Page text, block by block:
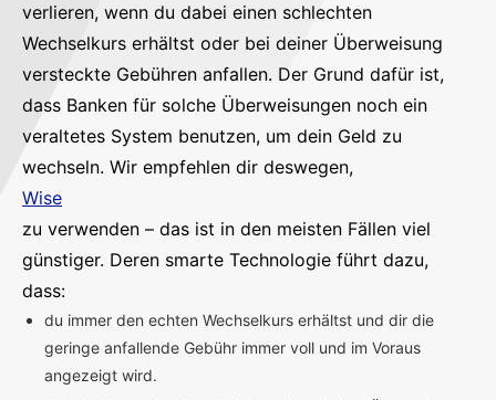
verlieren, wenn du dabei einen schlechten
Wechselkurs erhältst oder bei deiner Überweisung
versteckte Gebühren anfallen. Der Grund dafür ist,
dass Banken für solche Überweisungen noch ein
veraltetes System benutzen, um dein Geld zu
wechseln. Wir empfehlen dir deswegen,
Wise
zu verwenden – das ist in den meisten Fällen viel
günstiger. Deren smarte Technologie führt dazu,
dass:
du immer den echten Wechselkurs erhältst und dir die
geringe anfallende Gebühr immer voll und im Voraus
angezeigt wird.